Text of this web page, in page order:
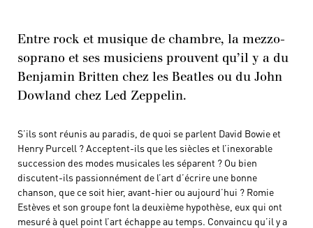
Entre rock et musique de chambre, la mezzo-
soprano et ses musiciens prouvent qu’il y a du
Benjamin Britten chez les Beatles ou du John
Dowland chez Led Zeppelin.
S’ils sont réunis au paradis, de quoi se parlent David Bowie et
Henry Purcell ? Acceptent-ils que les siècles et l’inexorable
succession des modes musicales les séparent ? Ou bien
discutent-ils passionnément de l’art d’écrire une bonne
chanson, que ce soit hier, avant-hier ou aujourd’hui ? Romie
Estèves et son groupe font la deuxième hypothèse, eux qui ont
mesuré à quel point l’art échappe au temps. Convaincu qu’il y a